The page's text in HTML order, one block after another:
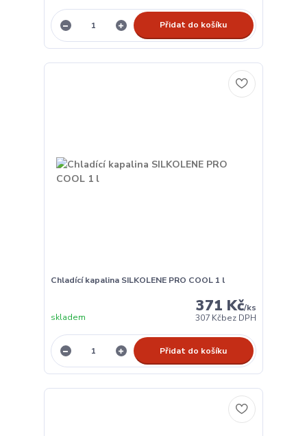
Přidat do košíku
Chladící kapalina SILKOLENE PRO COOL 1 l
371 Kč/ks
307 Kčbez DPH
skladem
Přidat do košíku